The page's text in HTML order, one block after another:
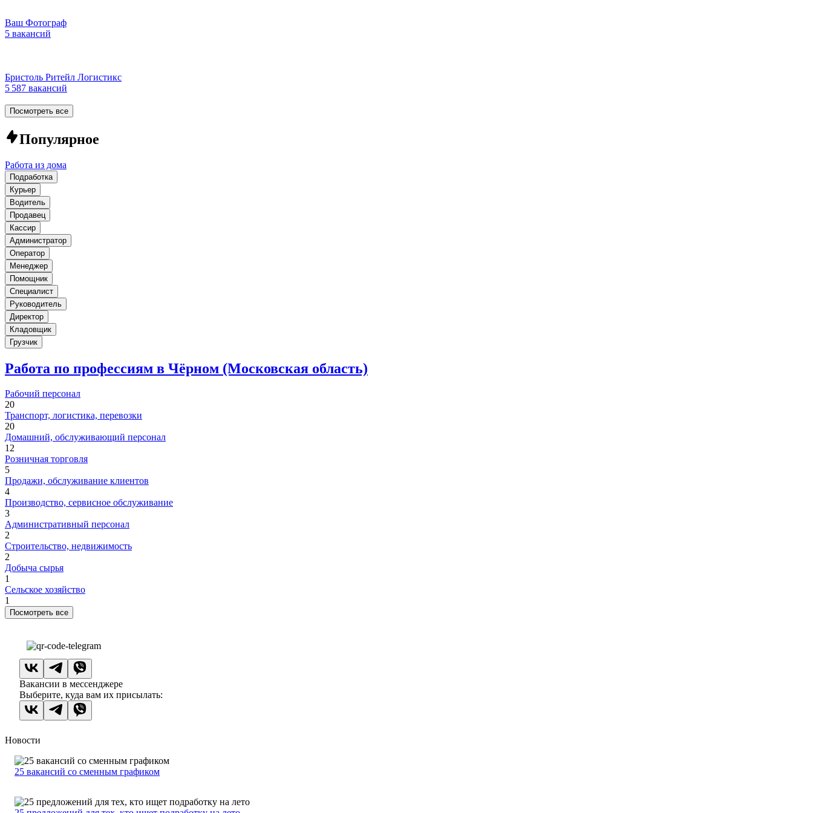
Ваш Фотограф
5 вакансий
Бристоль Ритейл Логистикс
5 587 вакансий
Посмотреть все
Популярное
Работа из дома
Подработка
Курьер
Водитель
Продавец
Кассир
Администратор
Оператор
Менеджер
Помощник
Специалист
Руководитель
Директор
Кладовщик
Грузчик
Работа по профессиям в Чёрном (Московская область)
Рабочий персонал
20
Транспорт, логистика, перевозки
20
Домашний, обслуживающий персонал
12
Розничная торговля
5
Продажи, обслуживание клиентов
4
Производство, сервисное обслуживание
3
Административный персонал
2
Строительство, недвижимость
2
Добыча сырья
1
Сельское хозяйство
1
Посмотреть все
Вакансии в мессенджере
Выберите, куда вам их присылать:
Новости
25 вакансий со сменным графиком